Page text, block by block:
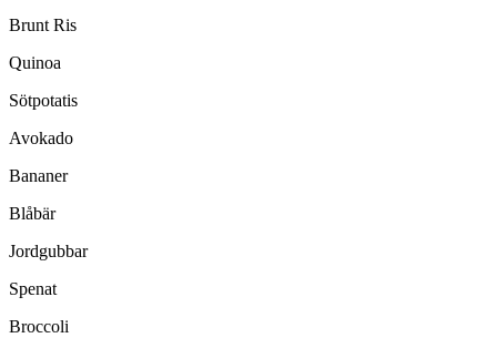
Brunt Ris
Quinoa
Sötpotatis
Avokado
Bananer
Blåbär
Jordgubbar
Spenat
Broccoli